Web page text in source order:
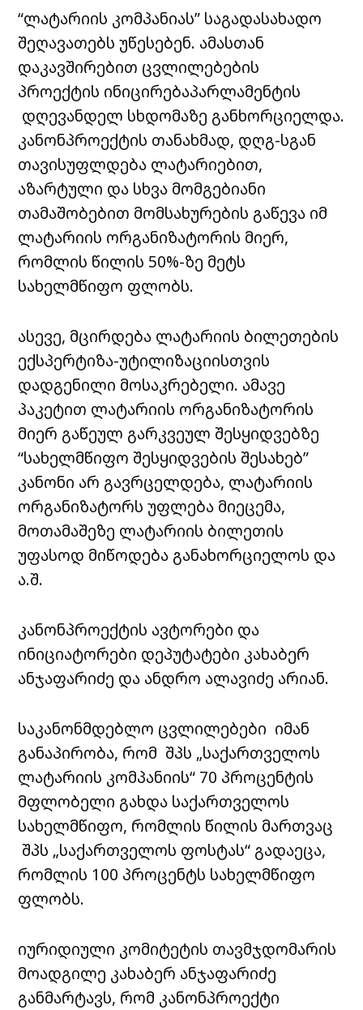
“ლატარიის კომპანიას” საგადასახადო
შეღავათებს უწესებენ. ამასთან
დაკავშირებით ცვლილებების
პროექტის ინიცირებაპარლამენტის
დღევანდელ სხდომაზე განხორციელდა.
კანონპროექტის თანახმად, დღგ-სგან
თავისუფლდება ლატარიებით,
აზარტული და სხვა მომგებიანი
თამაშობებით მომსახურების გაწევა იმ
ლატარიის ორგანიზატორის მიერ,
რომლის წილის 50%-ზე მეტს
სახელმწიფო ფლობს.
ასევე, მცირდება ლატარიის ბილეთების
ექსპერტიზა-უტილიზაციისთვის
დადგენილი მოსაკრებელი. ამავე
პაკეტით ლატარიის ორგანიზატორის
მიერ გაწეულ გარკვეულ შესყიდვებზე
“სახელმწიფო შესყიდვების შესახებ”
კანონი არ გავრცელდება, ლატარიის
ორგანიზატორს უფლება მიეცემა,
მოთამაშეზე ლატარიის ბილეთის
უფასოდ მიწოდება განახორციელოს და
ა.შ.
კანონპროექტის ავტორები და
ინიციატორები დეპუტატები კახაბერ
ანჯაფარიძე და ანდრო ალავიძე არიან.
საკანონმდებლო ცვლილებები იმან
განაპირობა, რომ შპს „საქართველოს
ლატარიის კომპანიის“ 70 პროცენტის
მფლობელი გახდა საქართველოს
სახელმწიფო, რომლის წილის მართვაც
შპს „საქართველოს ფოსტას“ გადაეცა,
რომლის 100 პროცენტს სახელმწიფო
ფლობს.
იურიდიული კომიტეტის თავმჯდომარის
მოადგილე კახაბერ ანჯაფარიძე
განმარტავს, რომ კანონპროექტი